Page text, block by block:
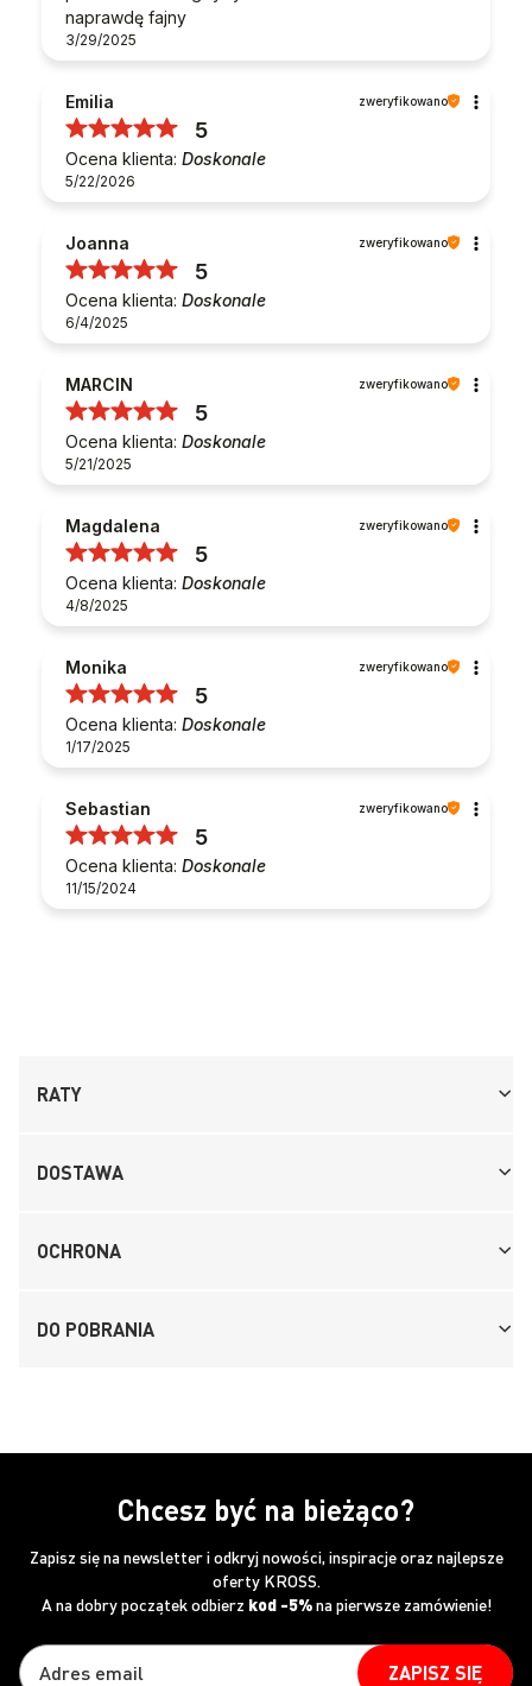
naprawdę fajny
3/29/2025
Emilia zweryfikowano
5
Ocena klienta: Doskonale
5/22/2026
Joanna zweryfikowano
5
Ocena klienta: Doskonale
6/4/2025
MARCIN zweryfikowano
5
Ocena klienta: Doskonale
5/21/2025
Magdalena zweryfikowano
5
Ocena klienta: Doskonale
4/8/2025
Monika zweryfikowano
5
Ocena klienta: Doskonale
1/17/2025
Sebastian zweryfikowano
5
Ocena klienta: Doskonale
11/15/2024
RATY
DOSTAWA
OCHRONA
DO POBRANIA
Chcesz być na bieżąco?
Zapisz się na newsletter i odkryj nowości, inspiracje oraz najlepsze
oferty KROSS.
A na dobry początek odbierz kod -5%na pierwsze zamówienie!
ZAPISZ SIĘ